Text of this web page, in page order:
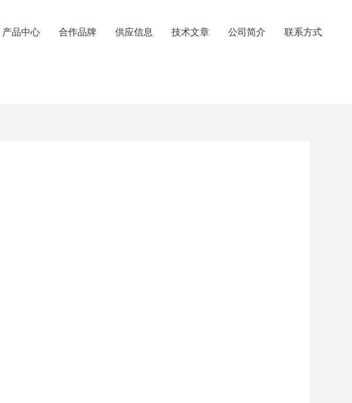
产品中心 合作品牌 供应信息 技术文章 公司简介 联系方式